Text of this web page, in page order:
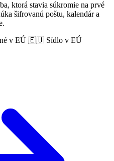
ktorá stavia súkromie na prvé
šifrovanú poštu, kalendár a
v EÚ 🇪🇺 Sídlo v EÚ